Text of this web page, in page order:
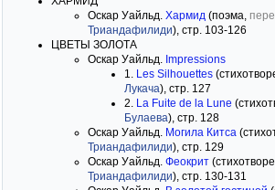
Оскар Уайльд. Хармид (поэма,
Триандафилиди), стр. 103-126
ЦВЕТЫ ЗОЛОТА
Оскар Уайльд. Impressions
1. Les Silhouettes
Лукача), стр. 127
2. La Fuite de la Lune
Булаева), стр. 128
Оскар Уайльд. Могила Китса
Триандафилиди), стр. 129
Оскар Уайльд. Феокрит
Триандафилиди), стр. 130-131